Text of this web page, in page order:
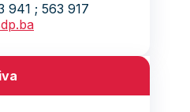
941 ; 563 917